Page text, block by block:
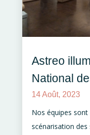
Astreo
National
14 Août, 2023
Nos équipes
scénarisation des